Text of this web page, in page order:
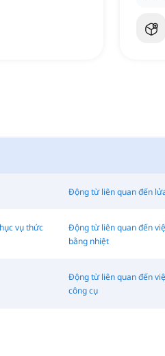
Động từ liên quan đến
vụ thức
Động từ liên quan đến
bằng nhiệt
Động từ liên quan đến
công cụ